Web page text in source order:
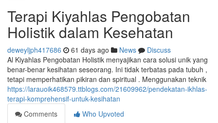
Terapi Kiyahlas Pengobatan
Holistik dalam Kesehatan
deweyljph417686 61 days ago News
Discuss
Al Kiyahlas Pengobatan Holistik menyajikan cara solusi unik yang
benar-benar kesihatan seseorang. Ini tidak terbatas pada tubuh ,
tetapi memperhatikan pikiran dan spiritual . Menggunakan teknik
https://larauoik468579.ttblogs.com/21609962/pendekatan-ikhlas-
terapi-komprehensif-untuk-kesihatan
Comments
Who Upvoted